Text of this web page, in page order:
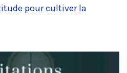
pour cultiver la